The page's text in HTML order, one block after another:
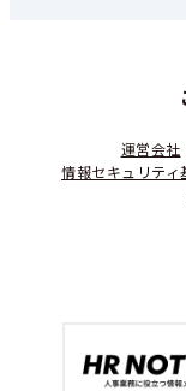
運営会社
情報セキュリティ